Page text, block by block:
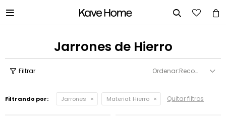
 
Jarrones de Hierro
Recomendados
Filtrando por: Jarrones Material: Hierro Quitar filtros